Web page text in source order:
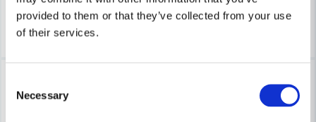
provided to them or that they’ve collected from your use
of their services.
Selection
Necessary
Köp Köp